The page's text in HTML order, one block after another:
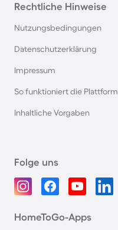
Rechtliche Hinweise
Nutzungsbedingungen
Datenschutzerklärung
Impressum
So funktioniert die Plattform
Inhaltliche Vorgaben
Folge uns
HomeToGo-Apps